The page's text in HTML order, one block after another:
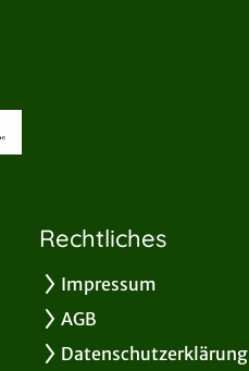
Rechtliches
Impressum
AGB
Datenschutzerklärung